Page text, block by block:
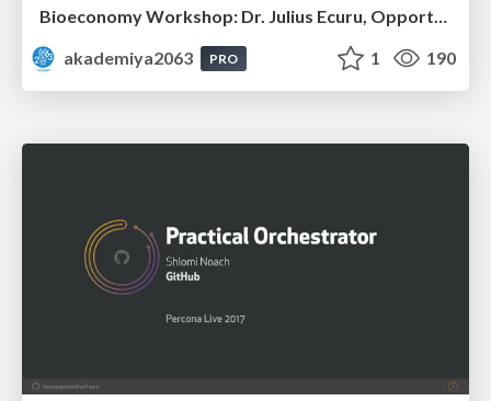
akademiya2063
PRO 1 190